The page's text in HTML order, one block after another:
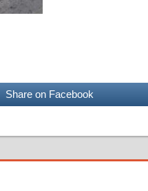
Share on Facebook